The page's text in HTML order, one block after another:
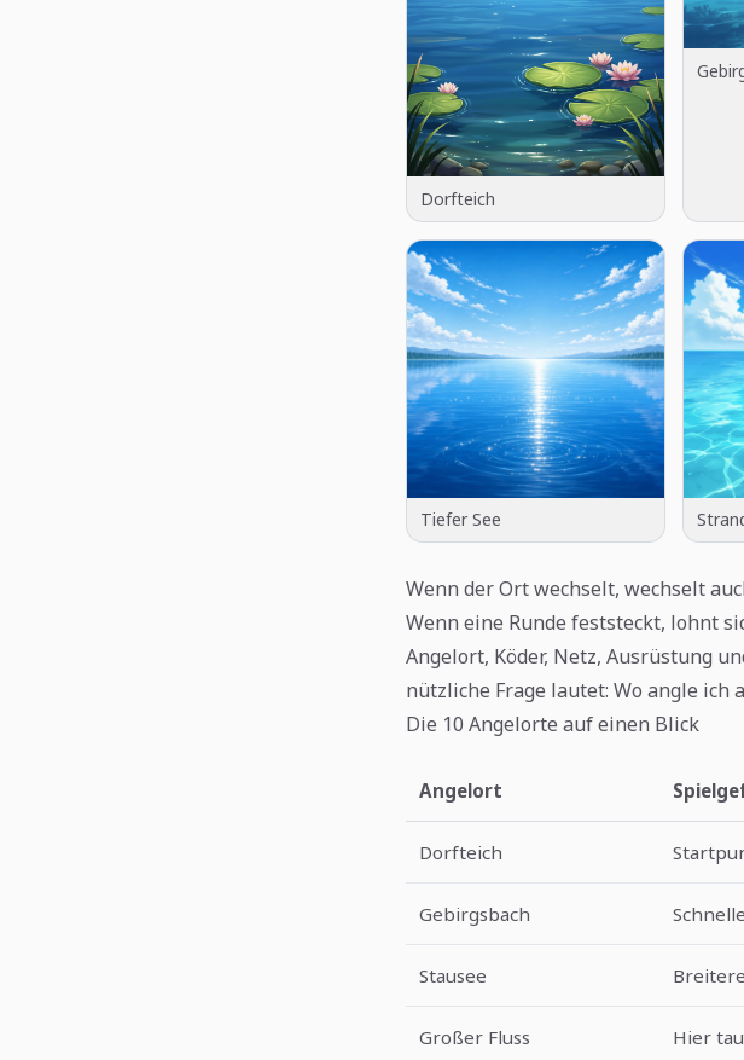
Dorfteich
Tiefer See
Wenn der Ort wechselt, wechselt
Wenn eine Runde feststeckt, lohnt
Angelort, Köder, Netz, Ausrüstung
nützliche Frage lautet: Wo angle ich
Die 10 Angelorte auf einen Blick
Angelort
Dorfteich
Gebirgsbach
Stausee
Großer Fluss Hier